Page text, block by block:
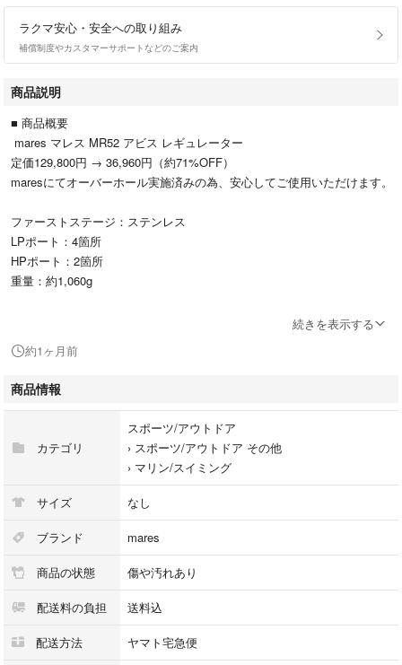
ラクマ安心・安全への取り組み
補償制度やカスタマーサポートなどのご案内
商品説明
■ 商品概要
mares マレス MR52 アビス レギュレーター
定価129,800円 → 36,960円（約71%OFF）
maresにてオーバーホール実施済みの為、安心してご使用いただけます。
ファーストステージ：ステンレス
LPポート：4箇所
HPポート：2箇所
重量：約1,060g
・maresにてオーバーホール実施済（2025年5月）
※保証期限はオーバーホール後、6か月となります。
■ 付属品
・レギュレーター本体のみ
※オクトパス、ゲージ、中圧ホースは付属しません
元々セットアップされていた製品の為、LPポートネジが2個、 HPポート
ネジが1個付属していません。
お好みのオクトパスやゲージを組み込み可能です。
セットアップ後は必ず動作確認を行ってください。
続きを表示する
約1ヶ月前
商品情報
カテゴリ
スポーツ/アウトドア
› スポーツ/アウトドア その他
› マリン/スイミング
サイズ なし
ブランド mares
商品の状態 傷や汚れあり
配送料の負担 送料込
配送方法 ヤマト宅急便